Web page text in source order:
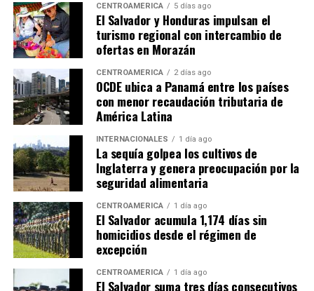
CENTROAMÉRICA 5 días ago
El Salvador y Honduras impulsan el
turismo regional con intercambio de
ofertas en Morazán
CENTROAMÉRICA 2 días ago
OCDE ubica a Panamá entre los países
con menor recaudación tributaria de
América Latina
INTERNACIONALES 1 día ago
La sequía golpea los cultivos de
Inglaterra y genera preocupación por la
seguridad alimentaria
CENTROAMÉRICA 1 día ago
El Salvador acumula 1,174 días sin
homicidios desde el régimen de
excepción
CENTROAMÉRICA 1 día ago
El Salvador suma tres días consecutivos